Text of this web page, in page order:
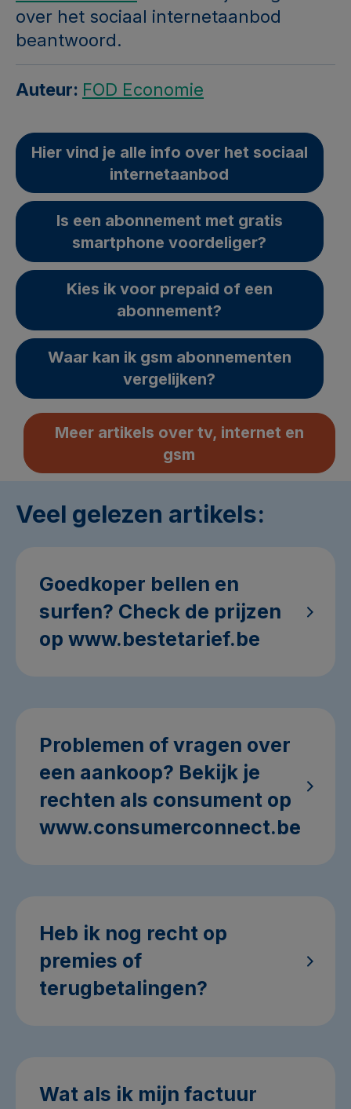
over het sociaal internetaanbod
beantwoord.
Auteur: FOD Economie
Hier vind je alle info over het sociaal
internetaanbod
Is een abonnement met gratis
smartphone voordeliger?
Kies ik voor prepaid of een
abonnement?
Waar kan ik gsm abonnementen
vergelijken?
Meer artikels over tv, internet en
gsm
Veel gelezen artikels:
Goedkoper bellen en
surfen? Check de prijzen
op www.bestetarief.be
Problemen of vragen over
een aankoop? Bekijk je
rechten als consument op
www.consumerconnect.be
Heb ik nog recht op
premies of
terugbetalingen?
Wat als ik mijn factuur